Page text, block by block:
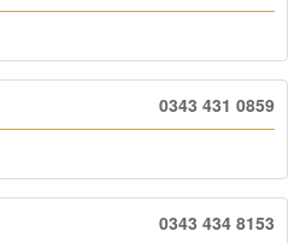
0343 431 0859
0343 434 8153